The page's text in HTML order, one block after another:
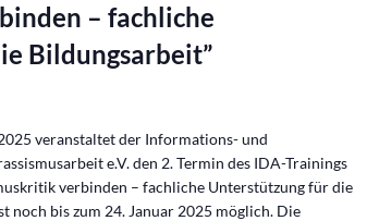
– fachliche
Bildungsarbeit”
veranstaltet der Informations- und
e.V. den 2. Termin des IDA-Trainings
verbinden – fachliche Unterstützung für die
noch bis zum 24. Januar 2025 möglich. Die